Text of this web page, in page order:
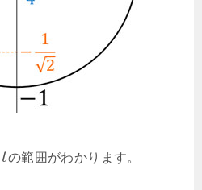
tの範囲がわかります。